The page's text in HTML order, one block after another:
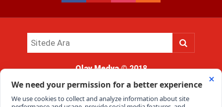
Olay Medya© 2018
kullanımı hukuki yaptırıma tabidir.